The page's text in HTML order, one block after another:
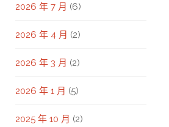
2026 年 7 月 (6)
2026 年 4 月 (2)
2026 年 3 月 (2)
2026 年 1 月 (5)
2025 年 10 月 (2)